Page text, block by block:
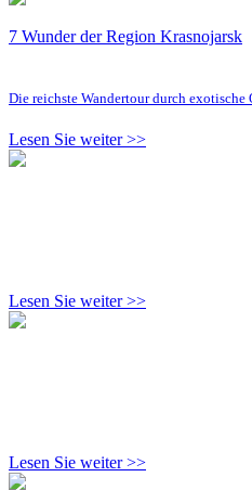
7 Wunder der Region Krasnojarsk
Die reichste Wandertour durch exotische
Lesen Sie weiter >>
Lesen Sie weiter >>
Lesen Sie weiter >>